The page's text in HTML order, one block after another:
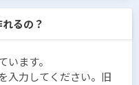
るの？
ます。
入力してください。旧